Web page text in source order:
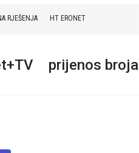
RJEŠENJA HT ERONET
prijenos broja